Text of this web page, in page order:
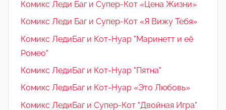
Комикс Леди Баг и Супер-Кот «Цена Жизни»
Комикс Леди Баг и Супер-Кот «Я Вижу Тебя»
Комикс ЛедиБаг и Кот-Нуар "Маринетт и её
Ромео"
Комикс ЛедиБаг и Кот-Нуар "Пятна"
Комикс ЛедиБаг и Кот-Нуар «Это Любовь»
Комикс ЛедиБаг и Супер-Кот "Двойная Игра"